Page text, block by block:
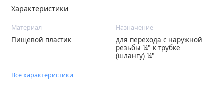
Характеристики
Материал
Пищевой пластик
Назначение
для перехода с наружной
резьбы ¼" к трубке
(шлангу) ¼"
Все характеристики